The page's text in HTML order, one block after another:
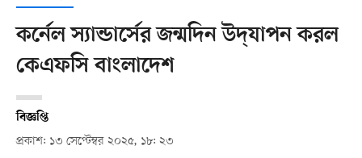
কর্নেল স্যান্ডার্সের জন্মদিন উদ্‌যাপন করল
কেএফসি বাংলাদেশ
বিজ্ঞপ্তি
প্রকাশ: ১৩ সেপ্টেম্বর ২০২৫, ১৮: ২৩